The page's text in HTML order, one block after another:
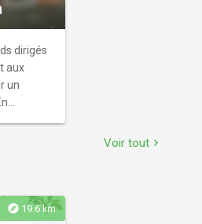
dirigés
aux
un
les
Voir tout chevron_right
explore 19.6 km